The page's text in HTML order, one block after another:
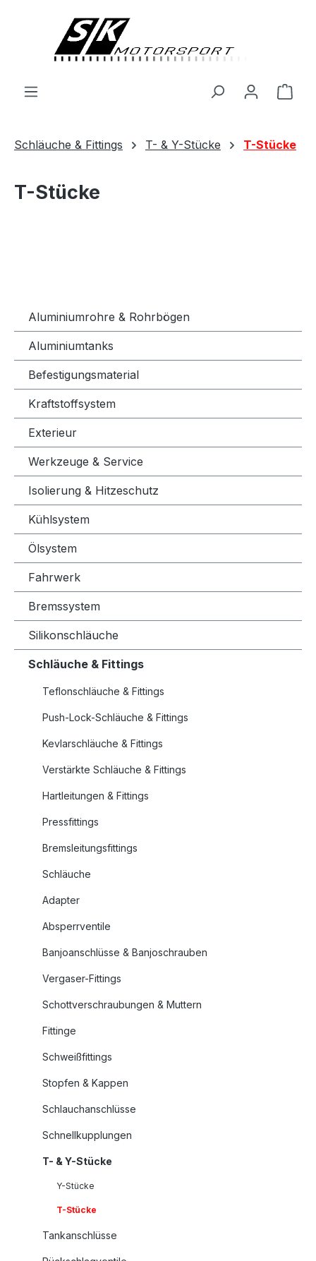
Schläuche & Fittings T- & Y-Stücke T-Stücke
T-Stücke
Aluminiumrohre & Rohrbögen
Aluminiumtanks
Befestigungsmaterial
Kraftstoffsystem
Exterieur
Werkzeuge & Service
Isolierung & Hitzeschutz
Kühlsystem
Ölsystem
Fahrwerk
Bremssystem
Silikonschläuche
Schläuche & Fittings
Teflonschläuche & Fittings
Push-Lock-Schläuche & Fittings
Kevlarschläuche & Fittings
Verstärkte Schläuche & Fittings
Hartleitungen & Fittings
Pressfittings
Bremsleitungsfittings
Schläuche
Adapter
Absperrventile
Banjoanschlüsse & Banjoschrauben
Vergaser-Fittings
Schottverschraubungen & Muttern
Fittinge
Schweißfittings
Stopfen & Kappen
Schlauchanschlüsse
Schnellkupplungen
T- & Y-Stücke
Y-Stücke
T-Stücke
Tankanschlüsse